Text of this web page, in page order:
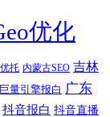
优化
托 内蒙古SEO 吉林
巨量引擎报白 广东
抖音报白 抖音直播